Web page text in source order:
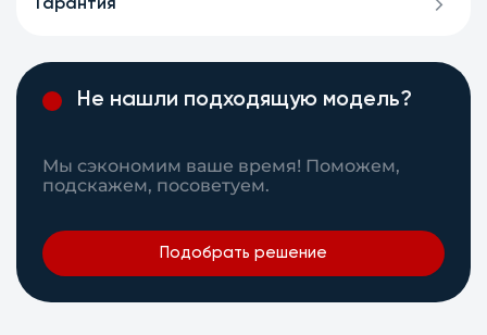
Гарантия
Не нашли подходящую модель?
Мы сэкономим ваше время! Поможем,
подскажем, посоветуем.
Подобрать решение